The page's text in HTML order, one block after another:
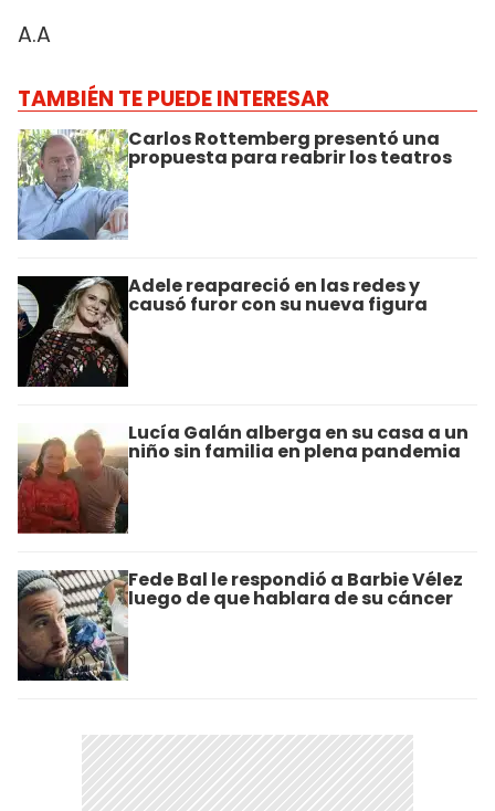
A.A
TAMBIÉN TE PUEDE INTERESAR
Carlos Rottemberg presentó una
propuesta para reabrir los teatros
Adele reapareció en las redes y
causó furor con su nueva figura
Lucía Galán alberga en su casa a un
niño sin familia en plena pandemia
Fede Bal le respondió a Barbie Vélez
luego de que hablara de su cáncer